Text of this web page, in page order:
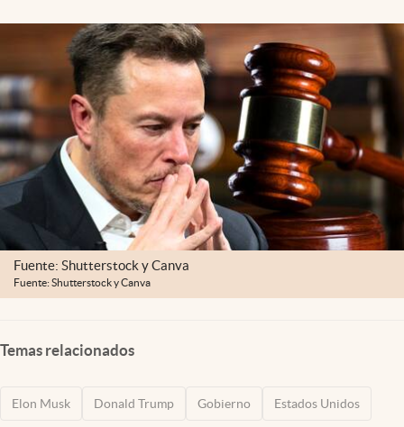
USA
Fuente: Shutterstock y Canva
Fuente: Shutterstock y Canva
Temas relacionados
Elon Musk Donald Trump Gobierno Estados Unidos